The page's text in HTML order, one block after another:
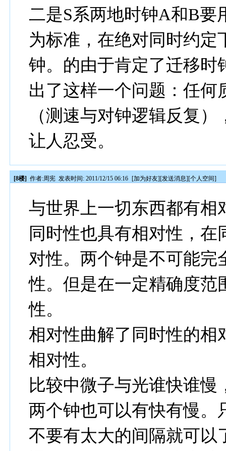
二是S系两地时钟A和B要
为标准，在绝对同时约定
钟。的由于肯定了迁移时
出了这样一个问题：任何
（测速与对钟逻辑反复
让人忍受。
[8楼] 作者:周宪 发表时间: 2011/12/15 06:16 [加为好友][发送消息][个人空间]
与世界上一切东西都有相
同时性也具有相对性，
对性。两个钟是不可能完
性。但是在一定精确度范
性。
相对性曲解了同时性的相
相对性。
比较中微子与光谁快谁
两个钟也可以有快有慢。
不要有太大的间隔就可以